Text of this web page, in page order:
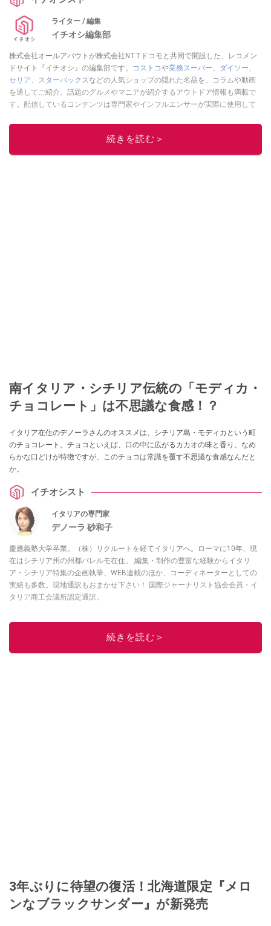
ライター / 編集
イチオシ編集部
株式会社オールアバウトが株式会社NTTドコモと共同で開設した、レコメン
ドサイト『イチオシ』の編集部です。
コストコや業務スーパー、 ダイソー、
セリア、 スターバックスなどの人気ショップの隠れた名品を、コラムや動画
を通してご紹介。話題のグルメやマニアが紹介するアウトドア情報も満載で
す。配信しているコンテンツは専門家やインフルエンサーが実際に使用して
ニュースでフォロー
続きを読む＞
南イタリア・シチリア伝統の「モディカ・
チョコレート」は不思議な食感！？
イタリア在住のデノーラさんのオススメは、シチリア島・モディカという町
のチョコレート。チョコといえば、口の中に広がるカカオの味と香り、なめ
らかな口どけが特徴ですが、このチョコは常識を覆す不思議な食感なんだと
か。
イチオシスト
イタリアの専門家
デノーラ 砂和子
慶應義塾大学卒業。（株）リクルートを経てイタリアへ。ローマに10年、現
在はシチリア州の州都パレルモ在住。 編集・制作の豊富な経験からイタリ
ア・シチリア特集の企画執筆、WEB連載のほか、コーディネーターとしての
実績も多数。現地通訳もおまかせ下さい！ 国際ジャーナリスト協会会員・イ
タリア商工会議所認定通訳。
続きを読む＞
3年ぶりに待望の復活！北海道限定『メロ
ンなブラックサンダー』が新発売